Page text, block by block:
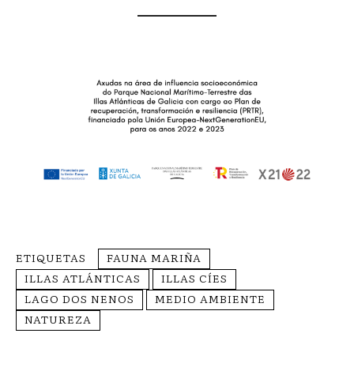
ETIQUETAS
FAUNA MARIÑA
ILLAS ATLÁNTICAS
ILLAS CÍES
LAGO DOS NENOS
MEDIO AMBIENTE
NATUREZA